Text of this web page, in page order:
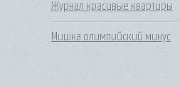
Журнал красивые квартиры
Мишка олимпийский минус